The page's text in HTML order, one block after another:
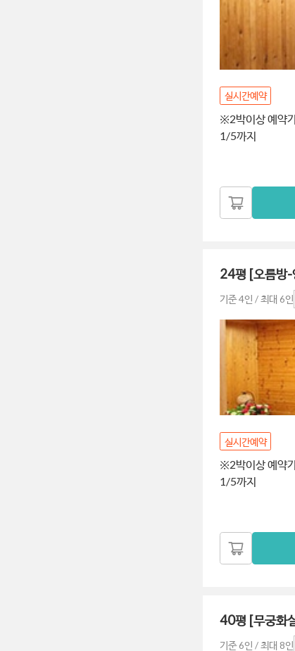
실시간예약
※2박이상 예약
1/5까지
24평 [오름방-
기준 4인 / 최대 6인
실시간예약
※2박이상 예약
1/5까지
40평 [무궁화
기준 6인 / 최대 8인